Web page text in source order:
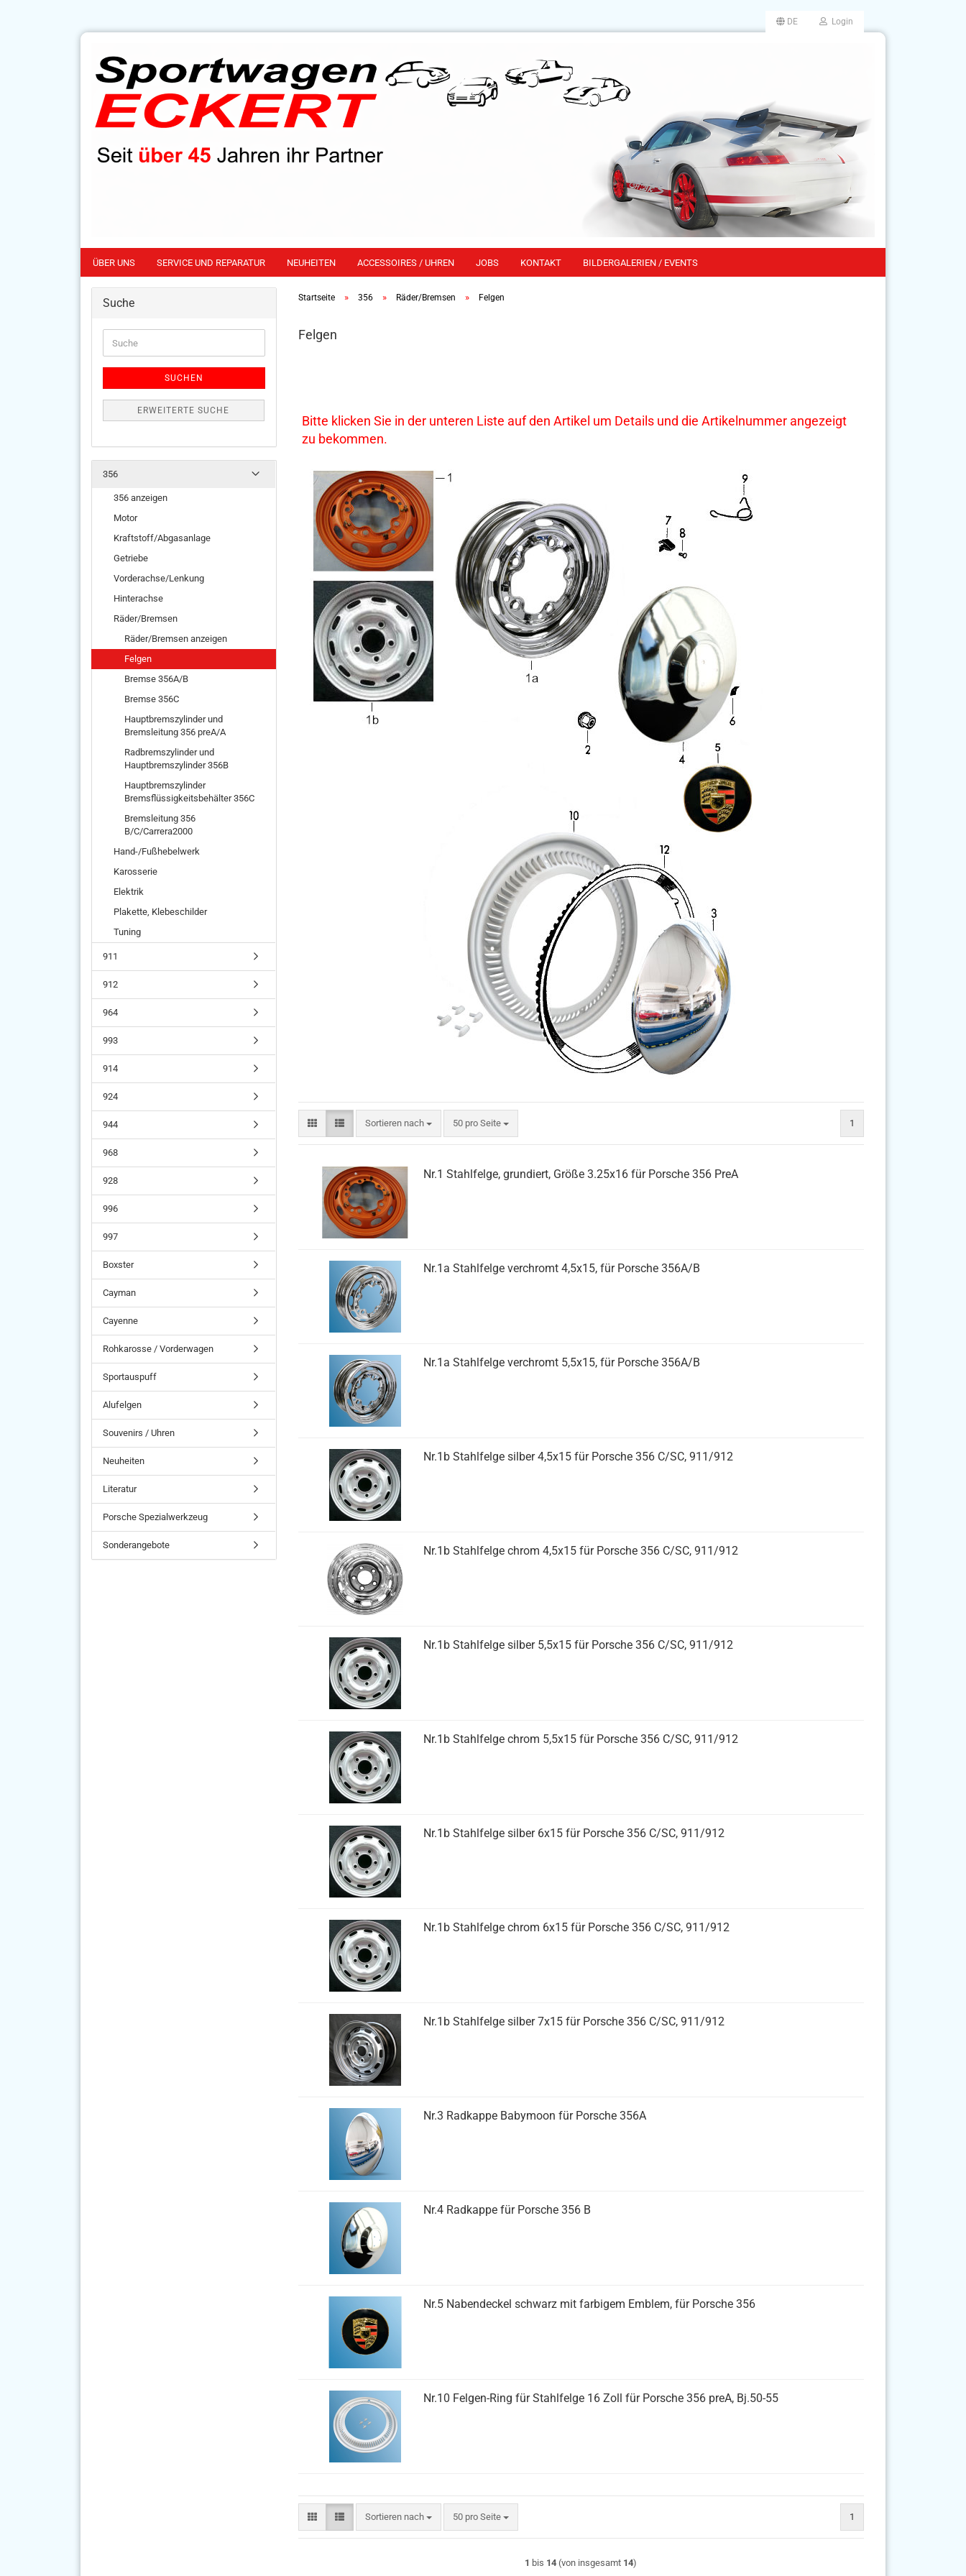
DE Login
ÜBER UNS SERVICE UND REPARATUR NEUHEITEN ACCESSOIRES / UHREN JOBS KONTAKT BILDERGALERIEN / EVENTS
Startseite » 356 » Räder/Bremsen » Felgen
Felgen
Bitte klicken Sie in der unteren Liste auf den Artikel um Details und die Artikelnummer angezeigt
zu bekommen.
Sortieren nach
Sortieren nach 50 pro Seite
pro Seite 1
Nr.1 Stahlfelge, grundiert, Größe 3.25x16 für Porsche 356 PreA
Nr.1a Stahlfelge verchromt 4,5x15, für Porsche 356A/B
Nr.1a Stahlfelge verchromt 5,5x15, für Porsche 356A/B
Nr.1b Stahlfelge silber 4,5x15 für Porsche 356 C/SC, 911/912
Nr.1b Stahlfelge chrom 4,5x15 für Porsche 356 C/SC, 911/912
Nr.1b Stahlfelge silber 5,5x15 für Porsche 356 C/SC, 911/912
Nr.1b Stahlfelge chrom 5,5x15 für Porsche 356 C/SC, 911/912
Nr.1b Stahlfelge silber 6x15 für Porsche 356 C/SC, 911/912
Nr.1b Stahlfelge chrom 6x15 für Porsche 356 C/SC, 911/912
Nr.1b Stahlfelge silber 7x15 für Porsche 356 C/SC, 911/912
Nr.3 Radkappe Babymoon für Porsche 356A
Nr.4 Radkappe für Porsche 356 B
Nr.5 Nabendeckel schwarz mit farbigem Emblem, für Porsche 356
Nr.10 Felgen-Ring für Stahlfelge 16 Zoll für Porsche 356 preA, Bj.50-55
Sortieren nach
Sortieren nach 50 pro Seite
pro Seite 1
1 bis 14 (von insgesamt 14)
Suche
SUCHEN
ERWEITERTE SUCHE
356
356 anzeigen
Motor
Kraftstoff/Abgasanlage
Getriebe
Vorderachse/Lenkung
Hinterachse
Räder/Bremsen
Räder/Bremsen anzeigen
Felgen
Bremse 356A/B
Bremse 356C
Hauptbremszylinder und
Bremsleitung 356 preA/A
Radbremszylinder und
Hauptbremszylinder 356B
Hauptbremszylinder
Bremsflüssigkeitsbehälter 356C
Bremsleitung 356
B/C/Carrera2000
Hand-/Fußhebelwerk
Karosserie
Elektrik
Plakette, Klebeschilder
Tuning
911
912
964
993
914
924
944
968
928
996
997
Boxster
Cayman
Cayenne
Rohkarosse / Vorderwagen
Sportauspuff
Alufelgen
Souvenirs / Uhren
Neuheiten
Literatur
Porsche Spezialwerkzeug
Sonderangebote